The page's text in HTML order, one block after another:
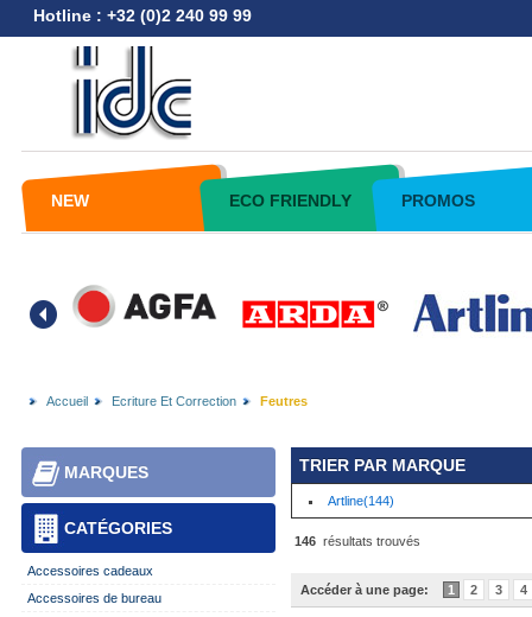
Hotline : +32 (0)2 240 99 99
NEW ECO FRIENDLY PROMOS
Accueil Ecriture Et Correction Feutres
CATÉGORIES
MARQUES
Accessoires cadeaux
Accessoires de bureau
TRIER PAR MARQUE
Artline(144)
146 résultats trouvés
Accéder à une page: 1 2 3 4